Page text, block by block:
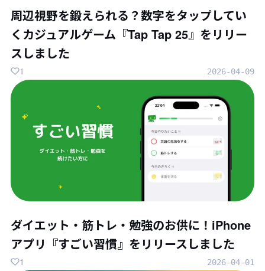
周辺視野を鍛えられる？数字をタップしてい
くカジュアルゲーム『Tap Tap 25』をリリー
スしました
2026-04-09
1
ダイエット・筋トレ・勉強のお供に！iPhone
アプリ『すごい習慣』をリリースしました
2026-04-01
1